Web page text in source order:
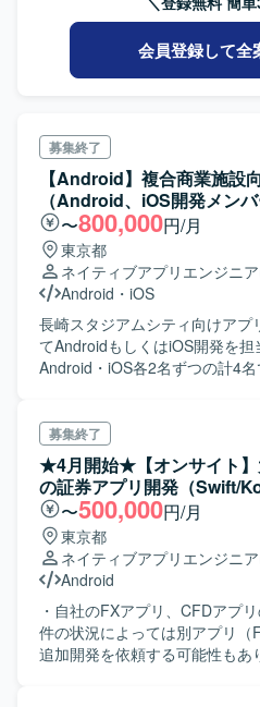
会員登録して全
募集終了
【Android】複合商業施設
（Android、iOS開発メンバ
〜800,000円/月
東京都
ネイティブアプリエンジニア
Android ・ iOS
長崎スタジアムシティ向けア
てAndroidもしくはiOS開発を担
Android・iOS各2名ずつの計4
ジュールを巻き返す開発力のあ
募集終了
★4月開始★【オンサイト】
の証券アプリ開発（Swift/
〜500,000円/月
東京都
ネイティブアプリエンジニア
Android
・自社のFXアプリ、CFDアプ
件の状況によっては別アプリ
追加開発を依頼する可能性もあ